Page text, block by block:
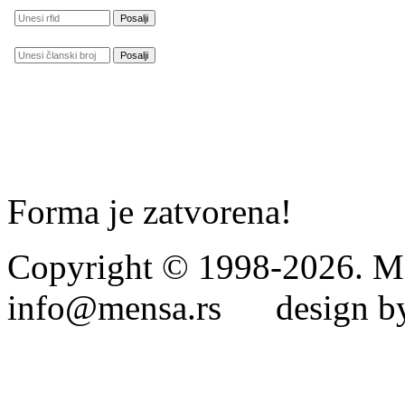
Forma je zatvorena!
Copyright © 1998-2026.
info@mensa.rs design